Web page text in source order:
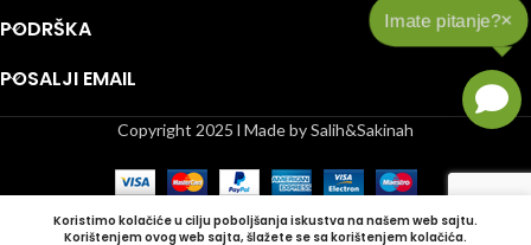
PODRŠKA
POSALJI EMAIL
Copyright 2025 l Made by Salih&Sakinah
Koristimo kolačiće u cilju poboljšanja iskustva na našem web sajtu.
Korištenjem ovog web sajta, šlažete se sa korištenjem kolačića.
Imate pitanje?×